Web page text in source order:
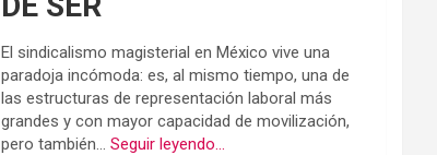
El sindicalismo magisterial en México vive una
paradoja incómoda: es, al mismo tiempo, una de
las estructuras de representación laboral más
grandes y con mayor capacidad de movilización,
pero también...Seguir leyendo...